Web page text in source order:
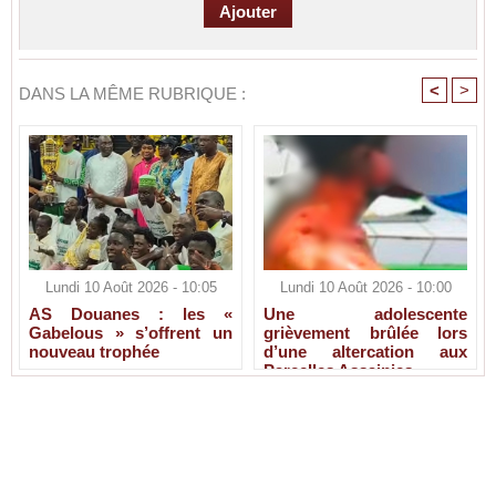
DANS LA MÊME RUBRIQUE : < >
Lundi 10 Août 2026 - 10:05
AS Douanes : les «
Gabelous » s’offrent un
nouveau trophée
Lundi 10 Août 2026 - 10:00
Une adolescente
grièvement brûlée lors
d’une altercation aux
Parcelles Assainies